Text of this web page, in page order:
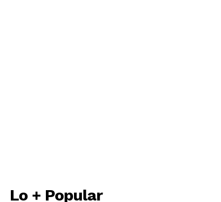
Lo + Popular